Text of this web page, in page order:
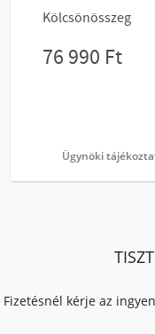
Ügynöki
Fizetésnél kérje az